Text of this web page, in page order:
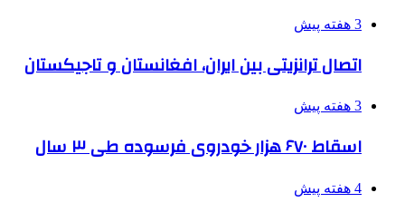
3 هفته پیش
اتصال ترانزیتی بین ایران، افغانستان و تاجیکستان
3 هفته پیش
اسقاط ۶۷۰ هزار خودروی فرسوده طی ۳ سال
4 هفته پیش